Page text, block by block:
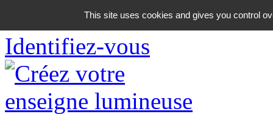
06 18 42 08 59
Identifiez-vous
This site uses cookies and gives you control